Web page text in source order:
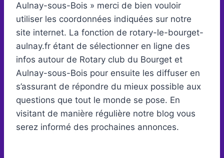
Aulnay-sous-Bois » merci de bien vouloir
utiliser les coordonnées indiquées sur notre
site internet. La fonction de rotary-le-bourget-
aulnay.fr étant de sélectionner en ligne des
infos autour de Rotary club du Bourget et
Aulnay-sous-Bois pour ensuite les diffuser en
s’assurant de répondre du mieux possible aux
questions que tout le monde se pose. En
visitant de manière régulière notre blog vous
serez informé des prochaines annonces.